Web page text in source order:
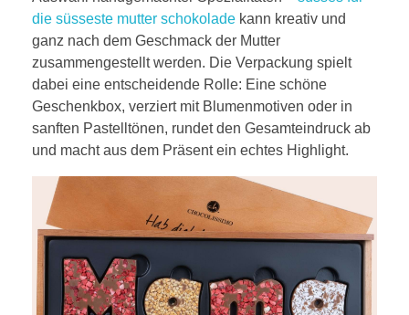
die süsseste mutter schokolade kann kreativ und
ganz nach dem Geschmack der Mutter
zusammengestellt werden. Die Verpackung spielt
dabei eine entscheidende Rolle: Eine schöne
Geschenkbox, verziert mit Blumenmotiven oder in
sanften Pastelltönen, rundet den Gesamteindruck ab
und macht aus dem Präsent ein echtes Highlight.